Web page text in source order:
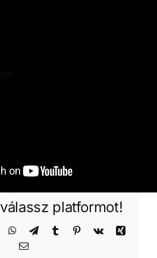
platformot!
WhatsApp
TelegramTumblr Pinterest
Vk
Xing
Email: